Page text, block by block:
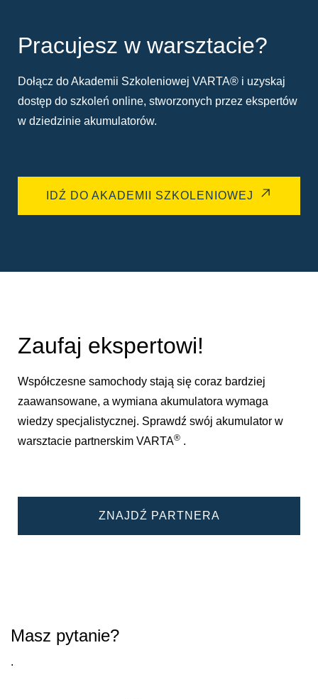
Pracujesz w warsztacie?
Dołącz do Akademii Szkoleniowej VARTA® i uzyskaj
dostęp do szkoleń online, stworzonych przez ekspertów
w dziedzinie akumulatorów.
IDŹ DO AKADEMII SZKOLENIOWEJ
Zaufaj ekspertowi!
Współczesne samochody stają się coraz bardziej
zaawansowane, a wymiana akumulatora wymaga
wiedzy specjalistycznej. Sprawdź swój akumulator w
warsztacie partnerskim VARTA® .
ZNAJDŹ PARTNERA
Masz pytanie?
.